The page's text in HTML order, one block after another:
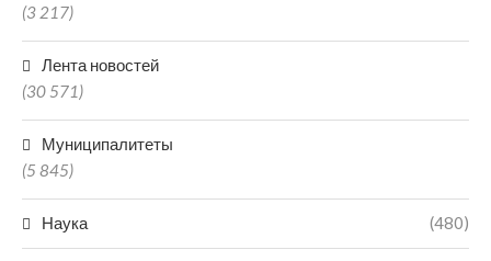
(3 217)
Лента новостей
(30 571)
Муниципалитеты
(5 845)
Наука (480)